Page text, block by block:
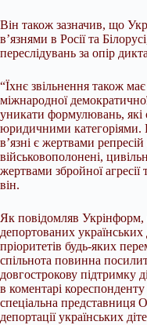
Він також зазначив, що
в’язнями в Росії та
переслідувань за опір
“Їхнє звільнення також
міжнародної
уникати формулювань, які
юридичними категоріями.
в’язні є жертвами
військовополонені,
жертвами збройної агресії
він.
Як повідомляв
депортованих
пріоритетів будь-яких
спільнота повинна
довгострокову підтримку
в коментарі
спеціальна представниця
депортації українських